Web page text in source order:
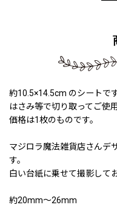
約10.5×14.5cm のシートです
はさみ等で切り取ってご使
価格は1枚のものです。
マジロラ魔法雑貨店さんデ
す。
白い台紙に乗せて撮影して
約20mm〜26mm